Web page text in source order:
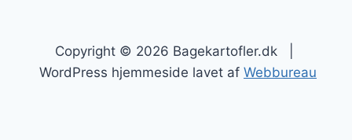
Copyright © 2026 Bagekartofler.dk |
WordPress hjemmeside lavet af Webbureau